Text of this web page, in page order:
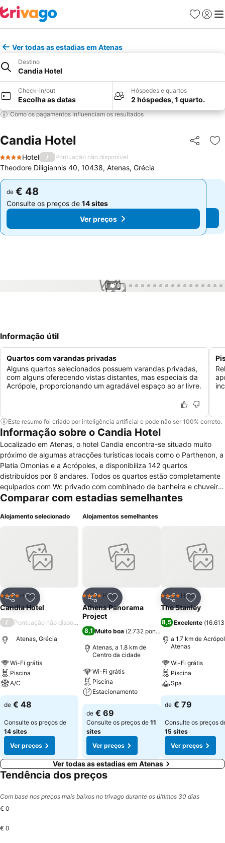
Favoritos
Iniciar
Ver todas as estadias em Atenas
Destino
Candia Hotel
Check-in/out
Escolha as datas
Hóspedes e quartos
2 hóspedes, 1 quarto.
Como os pagamentos influenciam os resultados
Candia Hotel Partilhar
4 Estrelas
Hotel / Pontuação não disponível
Theodore Diligiannis 40, 10438, Atenas, Grécia
de € 48
Consulte os preços de 14 sites
Ver preços
de € 48
Consulte os preços de 14 sites
Ver preços
1 / 73
Informação útil
Quartos com varandas privadas
Alguns quartos selecionados possuem varandas privadas,
com alguns oferecendo vistas distantes, mas especiais da
Acrópole, proporcionando um agradável espaço ao ar livre.
Este resumo foi criado por inteligência artificial e pode não ser 100% correto.
Informação sobre o Candia Hotel
Localizado em Atenas, o hotel Candia encontra-se situado muito
próximo de algumas atracções turísticas locais como o Parthenon, a
Platia Omonias e a Acrópoles, e disponibiliza 142 quartos
distribuídos por 6 andares. Todos os quartos estão completamente
equipados com Wc privado com combinado de banheira e chuveiro,
espelho, secador de cabelo, janelas com vista, roupas de cama e
televisão com canais por satélite, varanda, fax, ar condicionado e
condicionado nas zonas comuns, elevador, depósito para
bagagens, assistência turística, estacionamento nas proximidades
pago, concierge, serviço de câmbio, pequeno almoço (café da
com atendimento 24h e serviços de lavagem a seco e lavandaria.
Para momentos de lazer conta com bar lounge, cafetaria, TV no
lobby, piscina exterior e terraço. Para negócios e eventos dispõe de
aluguer de veículos e de salas para reuniões e conferências.
Comparar com estadias semelhantes
Alojamento selecionado
PartilharAdicionar aos favoritos
4 EstrelasHotel
Candia Hotel
/ Pontuação não disponível
Atenas, Grécia
Wi-Fi grátis
Piscina
A/C
de € 48
Consulte os preços de
14 sites
Ver preços
Alojamentos semelhantes
PartilharAdicionar aos favoritos
4 EstrelasHotel
Athens Panorama
Project
8,1 Muito boa (2.732 pontuações
Atenas, a 1.8 km de
Centro da cidade
Wi-Fi grátis
Piscina
Estacionamento
de € 69
Consulte os preços de 11
sites
Ver preços
Partilhar
4 EstrelasHotel
The Stanley
8,5 Excelente (
a 1.7 km de
Atenas
Wi-Fi grátis
Piscina
Spa
de € 79
Consulte os preços
15 sites
Ver preços
Ver todas as estadias em Atenas
Tendência dos preços
Com base nos preços mais baixos no trivago durante os últimos 30 dias
€ 0
€ 0